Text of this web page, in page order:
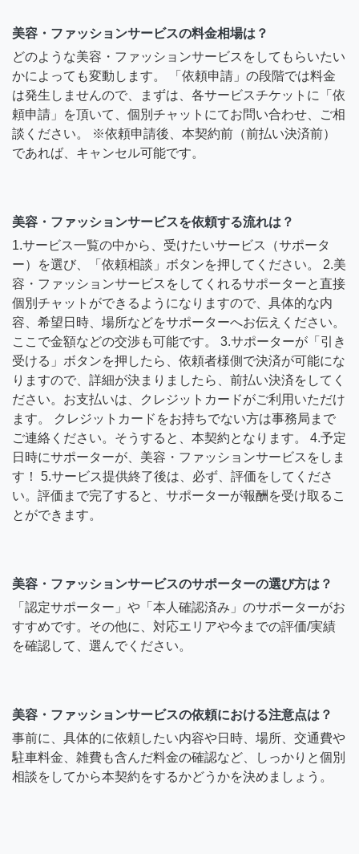
美容・ファッションサービスの料金相場は？
どのような美容・ファッションサービスをしてもらいたい
かによっても変動します。 「依頼申請」の段階では料金
は発生しませんので、まずは、各サービスチケットに「依
頼申請」を頂いて、個別チャットにてお問い合わせ、ご相
談ください。 ※依頼申請後、本契約前（前払い決済前）
であれば、キャンセル可能です。
美容・ファッションサービスを依頼する流れは？
1.サービス一覧の中から、受けたいサービス（サポータ
ー）を選び、「依頼相談」ボタンを押してください。 2.美
容・ファッションサービスをしてくれるサポーターと直接
個別チャットができるようになりますので、具体的な内
容、希望日時、場所などをサポーターへお伝えください。
ここで金額などの交渉も可能です。 3.サポーターが「引き
受ける」ボタンを押したら、依頼者様側で決済が可能にな
りますので、詳細が決まりましたら、前払い決済をしてく
ださい。お支払いは、クレジットカードがご利用いただけ
ます。 クレジットカードをお持ちでない方は事務局まで
ご連絡ください。そうすると、本契約となります。 4.予定
日時にサポーターが、美容・ファッションサービスをしま
す！ 5.サービス提供終了後は、必ず、評価をしてくださ
い。評価まで完了すると、サポーターが報酬を受け取るこ
とができます。
美容・ファッションサービスのサポーターの選び方は？
「認定サポーター」や「本人確認済み」のサポーターがお
すすめです。その他に、対応エリアや今までの評価/実績
を確認して、選んでください。
美容・ファッションサービスの依頼における注意点は？
事前に、具体的に依頼したい内容や日時、場所、交通費や
駐車料金、雑費も含んだ料金の確認など、しっかりと個別
相談をしてから本契約をするかどうかを決めましょう。